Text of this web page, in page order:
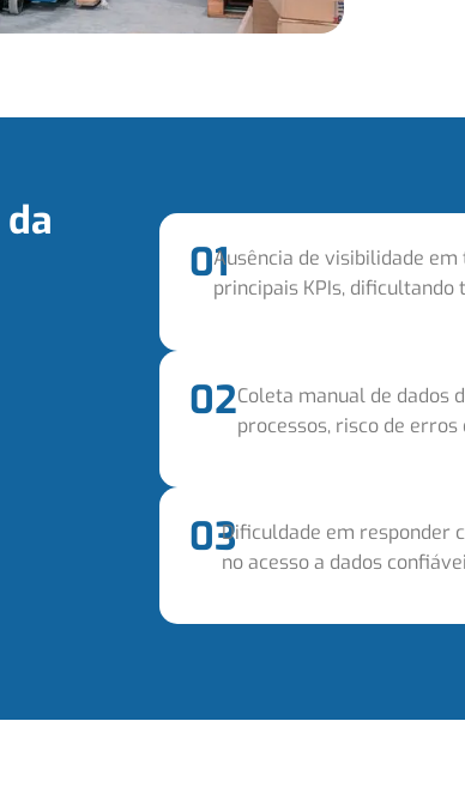
01Ausência de visibilidade
principais KPIs, dificultando
02Coleta manual de dados
processos, risco de
03Dificuldade em responder
no acesso a dados